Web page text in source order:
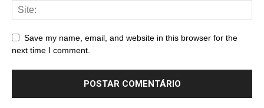
Save my name, email, and website in this browser for the
next time I comment.